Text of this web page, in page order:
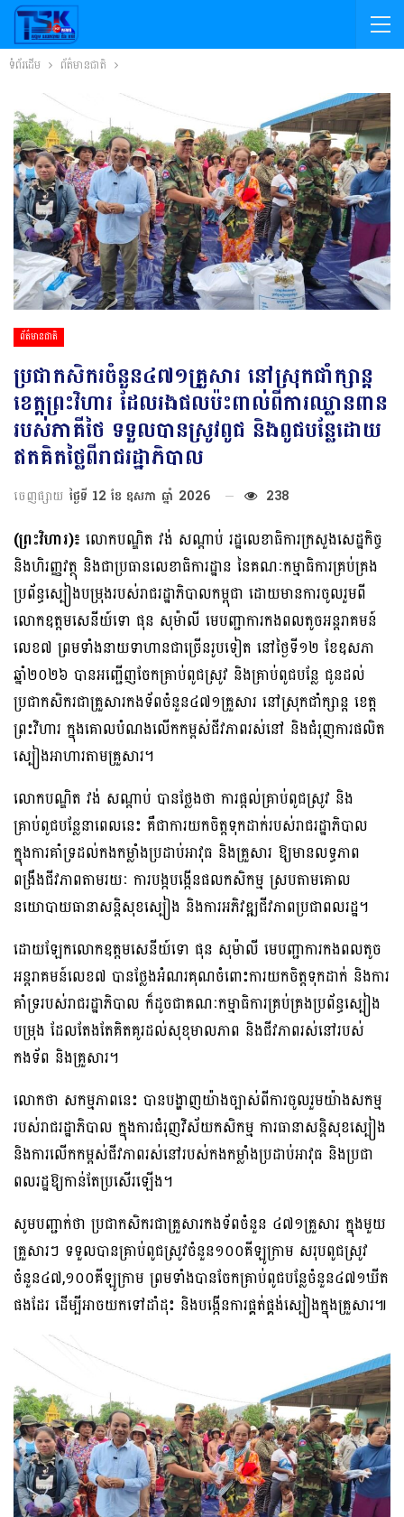
ទំព័រដើម ព័ត៌មានជាតិ
ព័ត៌មានជាតិ
ប្រជាកសិករចំនួន៤៧១គ្រួសារ នៅស្រុកជាំក្សាន្ត
ខេត្តព្រះវិហារ ដែលរងផលប៉ះពាល់ពីការឈ្លានពាន
របស់ភាគីថៃ ទទួលបានស្រូវពូជ និងពូជបន្លែដោយ
ឥតគិតថ្លៃពីរាជរដ្ឋាភិបាល
ចេញផ្សាយ ថ្ងៃទី 12 ខែ ឧសភា ឆ្នាំ 2026 238
(ព្រះវិហារ)៖ លោកបណ្ឌិត វង់ សណ្តាប់ រដ្ឋលេខាធិការក្រសួងសេដ្ឋកិច្ច
និងហិរញ្ញវត្ថុ និងជាប្រធានលេខាធិការដ្ឋាន នៃគណៈកម្មាធិការគ្រប់គ្រង
ប្រព័ន្ធស្បៀងបម្រុងរបស់រាជរដ្ឋាភិបាលកម្ពុជា ដោយមានការចូលរួមពី
លោកឧត្តមសេនីយ៍ទោ ផុន សុម៉ាលី មេបញ្ជាការកងពលតូចអន្តរាគមន៍
លេខ៧ ព្រមទាំងនាយទាហានជាច្រើនរូបទៀត នៅថ្ងៃទី១២ ខែឧសភា
ឆ្នាំ២០២៦ បានអញ្ជើញចែកគ្រាប់ពូជស្រូវ និងគ្រាប់ពូជបន្លែ ជូនដល់
ប្រជាកសិករជាគ្រួសារកងទ័ពចំនួន៤៧១គ្រួសារ នៅស្រុកជាំក្សាន្ត ខេត្ត
ព្រះវិហារ ក្នុងគោលបំណងលើកកម្ពស់ជីវភាពរស់នៅ និងជំរុញការផលិត
ស្បៀងអាហារតាមគ្រួសារ។
លោកបណ្ឌិត វង់ សណ្តាប់ បានថ្លែងថា ការផ្តល់គ្រាប់ពូជស្រូវ និង
គ្រាប់ពូជបន្លែនាពេលនេះ គឺជាការយកចិត្តទុកដាក់របស់រាជរដ្ឋាភិបាល
ក្នុងការគាំទ្រដល់កងកម្លាំងប្រដាប់អាវុធ និងគ្រួសារ ឱ្យមានលទ្ធភាព
ពង្រឹងជីវភាពតាមរយៈ ការបង្កបង្កើនផលកសិកម្ម ស្របតាមគោល
នយោបាយធានាសន្តិសុខស្បៀង និងការអភិវឌ្ឍជីវភាពប្រជាពលរដ្ឋ។
ដោយឡែកលោកឧត្តមសេនីយ៍ទោ ផុន សុម៉ាលី មេបញ្ជាការកងពលតូច
អន្តរាគមន៍លេខ៧ បានថ្លែងអំណរគុណចំពោះការយកចិត្តទុកដាក់ និងការ
គាំទ្ររបស់រាជរដ្ឋាភិបាល ក៏ដូចជាគណៈកម្មាធិការគ្រប់គ្រងប្រព័ន្ធស្បៀង
បម្រុង ដែលតែងតែគិតគូរដល់សុខុមាលភាព និងជីវភាពរស់នៅរបស់
កងទ័ព និងគ្រួសារ។
លោកថា សកម្មភាពនេះ បានបង្ហាញយ៉ាងច្បាស់ពីការចូលរួមយ៉ាងសកម្ម
របស់រាជរដ្ឋាភិបាល ក្នុងការជំរុញវិស័យកសិកម្ម ការធានាសន្តិសុខស្បៀង
និងការលើកកម្ពស់ជីវភាពរស់នៅរបស់កងកម្លាំងប្រដាប់អាវុធ និងប្រជា
ពលរដ្ឋឱ្យកាន់តែប្រសើរឡើង។
សូមបញ្ជាក់ថា ប្រជាកសិករជាគ្រួសារកងទ័ពចំនួន ៤៧១គ្រួសារ ក្នុងមួយ
គ្រួសារៗ ទទួលបានគ្រាប់ពូជស្រូវចំនួន១០០គីឡូក្រាម សរុបពូជស្រូវ
ចំនួន៤៧,១០០គីឡូក្រាម ព្រមទាំងបានចែកគ្រាប់ពូជបន្លែចំនួន៤៧១ឃីត
ផងដែរ ដើម្បីអាចយកទៅដាំដុះ និងបង្កើនការផ្គត់ផ្គង់ស្បៀងក្នុងគ្រួសារ៕